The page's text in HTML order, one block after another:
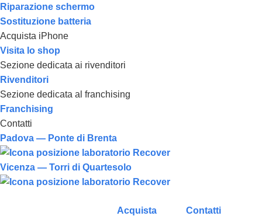
Riparazione schermo
Sostituzione batteria
Acquista iPhone
Visita lo shop
Sezione dedicata ai rivenditori
Rivenditori
Sezione dedicata al franchising
Franchising
Contatti
Padova — Ponte di Brenta
Vicenza — Torri di Quartesolo
Acquista
Contatti